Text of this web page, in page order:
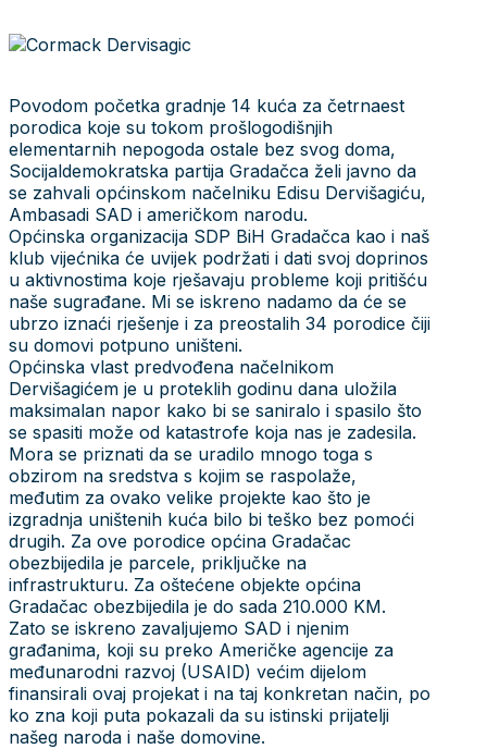
Povodom početka gradnje 14 kuća za četrnaest
porodica koje su tokom prošlogodišnjih
elementarnih nepogoda ostale bez svog doma,
Socijaldemokratska partija Gradačca želi javno da
se zahvali općinskom načelniku Edisu Dervišagiću,
Ambasadi SAD i američkom narodu.
Općinska organizacija SDP BiH Gradačca kao i naš
klub vijećnika će uvijek podržati i dati svoj doprinos
u aktivnostima koje rješavaju probleme koji pritišću
naše sugrađane. Mi se iskreno nadamo da će se
ubrzo iznaći rješenje i za preostalih 34 porodice čiji
su domovi potpuno uništeni.
Općinska vlast predvođena načelnikom
Dervišagićem je u proteklih godinu dana uložila
maksimalan napor kako bi se saniralo i spasilo što
se spasiti može od katastrofe koja nas je zadesila.
Mora se priznati da se uradilo mnogo toga s
obzirom na sredstva s kojim se raspolaže,
međutim za ovako velike projekte kao što je
izgradnja uništenih kuća bilo bi teško bez pomoći
drugih. Za ove porodice općina Gradačac
obezbijedila je parcele, priključke na
infrastrukturu. Za oštećene objekte općina
Gradačac obezbijedila je do sada 210.000 KM.
Zato se iskreno zavaljujemo SAD i njenim
građanima, koji su preko Američke agencije za
međunarodni razvoj (USAID) većim dijelom
finansirali ovaj projekat i na taj konkretan način, po
ko zna koji puta pokazali da su istinski prijatelji
našeg naroda i naše domovine.